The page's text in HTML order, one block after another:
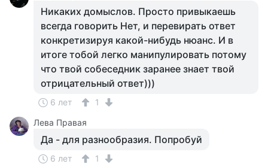
Никаких домыслов. Просто привыкаешь
всегда говорить Нет, и перевирать ответ
конкретизируя какой-нибудь нюанс. И в
итоге тобой легко манипулировать потому
что твой собеседник заранее знает твой
отрицательный ответ)))
6 лет
1
Лева Правая
Да - для разнообразия. Попробуй
6 лет 1